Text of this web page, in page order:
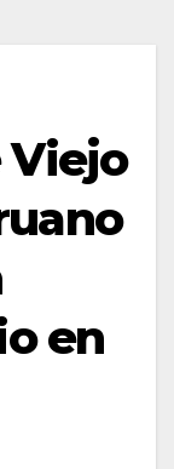
Viejo
en